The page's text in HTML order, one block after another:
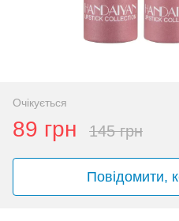
Очікується
89 грн 145 грн
Повідомити,